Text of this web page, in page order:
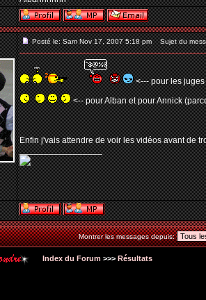
Posté le: Sam Nov 17, 2007 5:18 pm Sujet du
<--- pour les juges
<-- pour Alban et pour Annick
Enfin j'vais attendre de voir les vidéos avant de
_________________
Montrer les messages depuis:
Index du Forum >>> Résultats